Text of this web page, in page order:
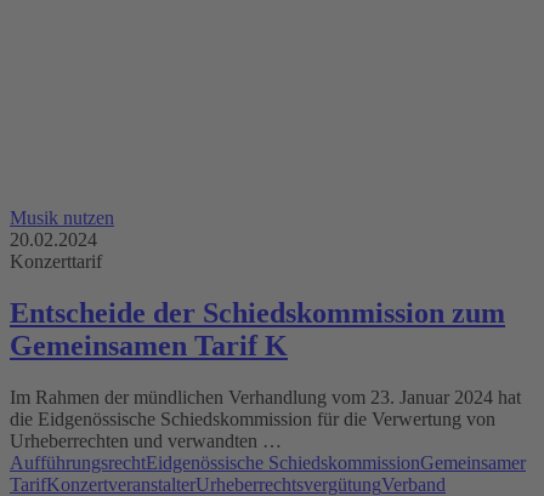
Musik nutzen
20.02.2024
Konzerttarif
Entscheide der Schiedskommission zum
Gemeinsamen Tarif K
Im Rahmen der mündlichen Verhandlung vom 23. Januar 2024 hat
die Eidgenössische Schiedskommission für die Verwertung von
Urheberrechten und verwandten …
AufführungsrechtEidgenössische SchiedskommissionGemeinsamer
TarifKonzertveranstalterUrheberrechtsvergütungVerband